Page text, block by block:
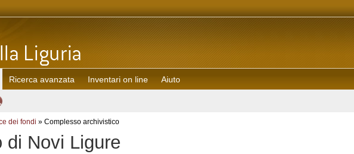
Ricerca avanzata Inventari on line Aiuto
dei fondi » Complesso archivistico
di Novi Ligure